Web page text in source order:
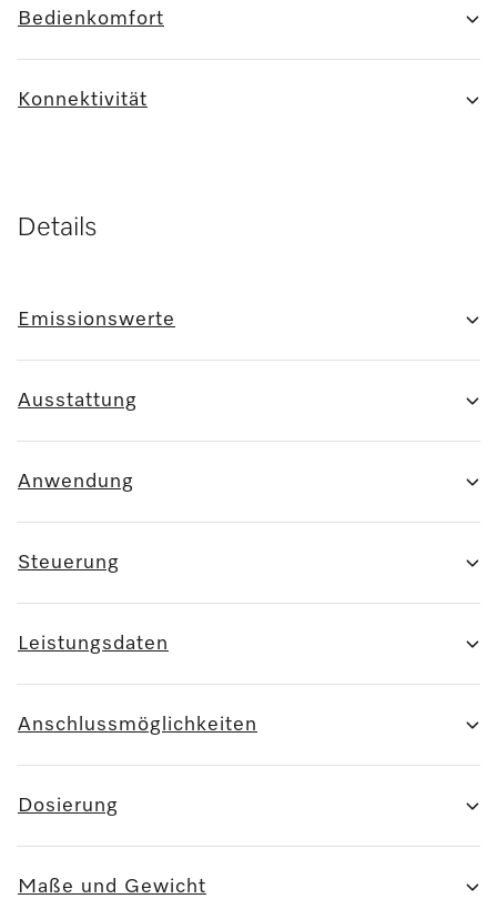
Bedienkomfort
Konnektivität
Details
Emissionswerte
Ausstattung
Anwendung
Steuerung
Leistungsdaten
Anschlussmöglichkeiten
Dosierung
Maße und Gewicht